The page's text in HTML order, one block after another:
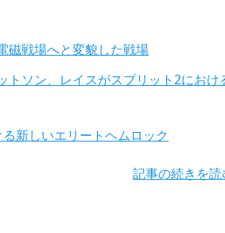
磁戦場へと変貌した戦場
トソン、レイスがスプリット2におけ
新しいエリートヘムロック
記事の続きを読